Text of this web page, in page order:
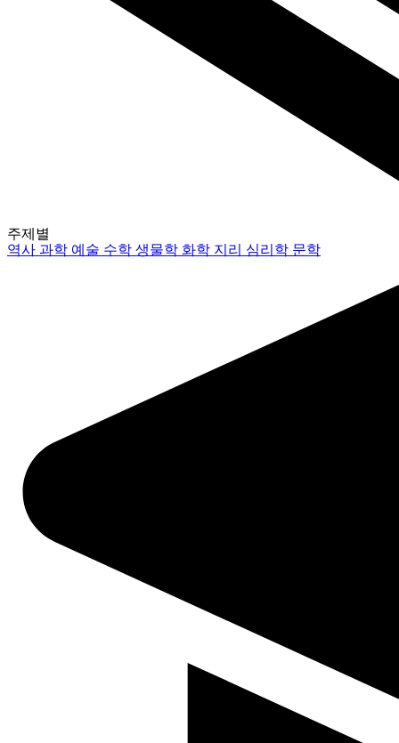
주제별
역사과학 예술 수학생물학 화학 지리 심리학 문학